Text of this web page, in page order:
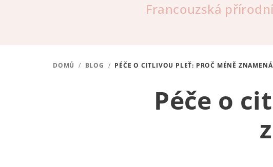
Francouzská
DOMŮ / BLOG / PÉČE O CITLIVOU PLEŤ: PROČ MÉNĚ
Péče o